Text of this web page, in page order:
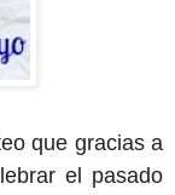
que gracias a
el pasado